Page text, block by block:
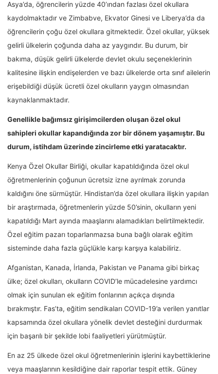
Asya’da, öğrencilerin yüzde 40’ından fazlası özel okullara
kaydolmaktadır ve Zimbabve, Ekvator Ginesi ve Liberya’da da
öğrencilerin çoğu özel okullara gitmektedir. Özel okullar, yüksek
gelirli ülkelerin çoğunda daha az yaygındır. Bu durum, bir
bakıma, düşük gelirli ülkelerde devlet okulu seçeneklerinin
kalitesine ilişkin endişelerden ve bazı ülkelerde orta sınıf ailelerin
erişebildiği düşük ücretli özel okulların yaygın olmasından
kaynaklanmaktadır.
Genellikle bağımsız girişimcilerden oluşan özel okul
sahipleri okullar kapandığında zor bir dönem yaşamıştır. Bu
durum, istihdam üzerinde zincirleme etki yaratacaktır.
Kenya Özel Okullar Birliği, okullar kapatıldığında özel okul
öğretmenlerinin çoğunun ücretsiz izne ayrılmak zorunda
kaldığını öne sürmüştür. Hindistan’da özel okullara ilişkin yapılan
bir araştırmada, öğretmenlerin yüzde 50’sinin, okulların yeni
kapatıldığı Mart ayında maaşlarını alamadıkları belirtilmektedir.
Özel eğitim pazarı toparlanmazsa buna bağlı olarak eğitim
sisteminde daha fazla güçlükle karşı karşıya kalabiliriz.
Afganistan, Kanada, İrlanda, Pakistan ve Panama gibi birkaç
ülke; özel okulları, okulların COVID’le mücadelesine yardımcı
olmak için sunulan ek eğitim fonlarının açıkça dışında
bırakmıştır. Fas’ta, eğitim sendikaları COVID-19’a verilen yanıtlar
kapsamında özel okullara yönelik devlet desteğini durdurmak
için başarılı bir şekilde lobi faaliyetleri yürütmüştür.
En az 25 ülkede özel okul öğretmenlerinin işlerini kaybettiklerine
veya maaşlarının kesildiğine dair raporlar tespit ettik. Güney